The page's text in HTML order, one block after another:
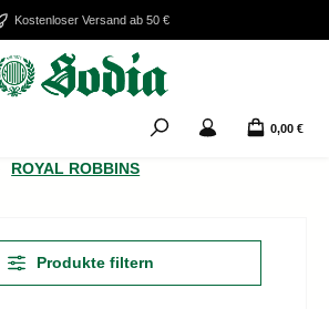
Kostenloser Versand ab 50 €
0,00 €
ROYAL ROBBINS
Produkte filtern